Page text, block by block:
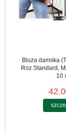
Bluza damska
Roz Standard,
10